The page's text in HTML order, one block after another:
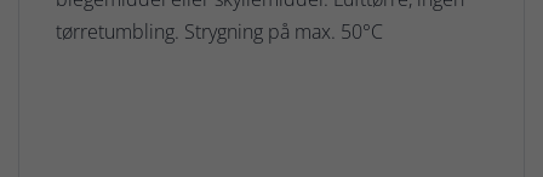
tørretumbling. Strygning på max. 50°C